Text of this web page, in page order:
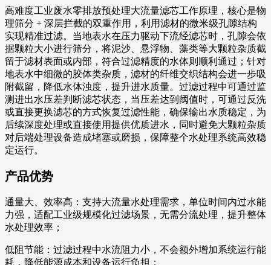
高难度工业废水零排放预处理大流量滤芯工作原理，核心是物
理筛分 + 深层拦截的双重作用，利用滤材的微米级孔隙结构
实现精准过滤。当地表水在压力驱动下流经滤芯时，孔隙会依
据颗粒大小进行筛分，将泥沙、悬浮物、藻类等大颗粒杂质截
留于滤材表面或内部，符合过滤精度的水体则顺利通过；针对
地表水中细微的胶体类杂质，滤材的纤维交织结构会进一步吸
附截留，降低水体浊度，提升进水质量。过滤过程中可通过监
测进出水压差判断滤芯状态，当压差达到阈值时，可通过反洗
或直接更换滤芯的方式恢复过滤性能，确保输出水质稳定，为
后续深度处理或直接使用提供优质进水，同时避免大颗粒杂质
对后端处理设备造成堵塞或磨损，保障整个水处理系统高效稳
定运行。
产品优势
通量大、效率高：支持大流量水处理需求，单位时间内过水能
力强，适配工业级规模化过滤场景，无需分流处理，提升整体
水处理效率；
低阻节能：过滤过程中水流阻力小，不会额外增加系统运行能
耗，降低能源成本和设备运行负担；